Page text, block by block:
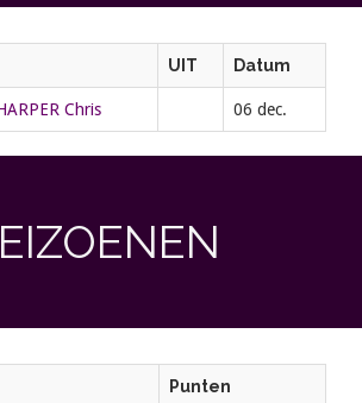
UIT Datum
Chris 06 dec.
Punten